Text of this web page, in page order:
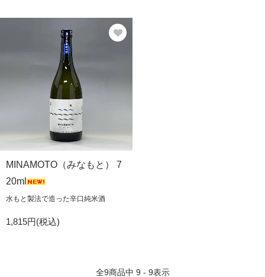
MINAMOTO（みなもと） 7
20ml
水もと製法で造った辛口純米酒
1,815円(税込)
全9商品中 9 - 9表示